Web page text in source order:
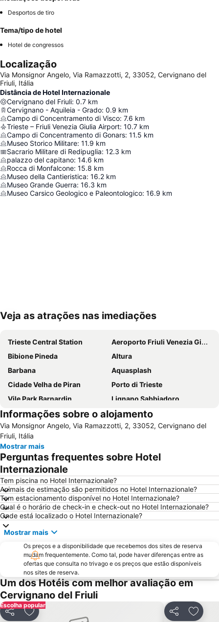
Desportos de tiro
Tema/tipo de hotel
Hotel de congressos
Localização
Via Monsignor Angelo, Via Ramazzotti, 2, 33052, Cervignano del
Friuli, Itália
Distância de Hotel Internazionale
Cervignano del Friuli: 0.7 km
Cervignano - Aquileia - Grado: 0.9 km
Campo di Concentramento di Visco: 7.6 km
Trieste – Friuli Venezia Giulia Airport: 10.7 km
Campo di Concentramento di Gonars: 11.5 km
Museo Storico Militare: 11.9 km
Sacrario Militare di Redipuglia: 12.3 km
palazzo del capitano: 14.6 km
Rocca di Monfalcone: 15.8 km
Museo della Cantieristica: 16.2 km
Museo Grande Guerra: 16.3 km
Museo Carsico Geologico e Paleontologico: 16.9 km
Ampliar mapa
Veja as atrações nas imediações
Trieste Central Station
Aeroporto Friuli Venezia Giulia
Bibione Pineda
Altura
Barbana
Aquasplash
Cidade Velha de Piran
Porto di Trieste
Vile Park Barnardin
Lignano Sabbiadoro
Lignano Pineta Beach
Stadio Friuli
Spiaggia Bibione
Barcolana
Servola
Ambasciatori
Praia Portoroz
Laguna
Spiaggia di Ponente
Koper
Informações sobre o alojamento
Via Monsignor Angelo, Via Ramazzotti, 2, 33052, Cervignano del
Friuli, Itália
Mostrar mais
Perguntas frequentes sobre Hotel
Internazionale
Tem piscina no Hotel Internazionale?
Animais de estimação são permitidos no Hotel Internazionale?
Tem estacionamento disponível no Hotel Internazionale?
Qual é o horário de check-in e check-out no Hotel Internazionale?
Onde está localizado o Hotel Internazionale?
Mostrar mais
Os preços e a disponibilidade que recebemos dos sites de reserva
mudam frequentemente. Como tal, pode haver diferenças entre as
ofertas que consulta no trivago e os preços que estão disponíveis
nos sites de reserva.
Um dos Hotéis com melhor avaliação em
Cervignano del Friuli
Escolha popular
PartilharAdicionar aos favoritos Partilhar